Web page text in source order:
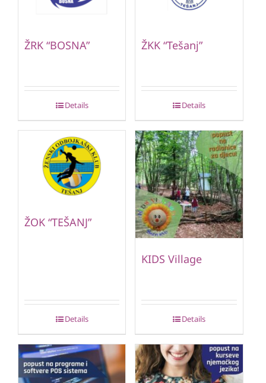
ŽRK “BOSNA”
Details
ŽKK “Tešanj”
Details
ŽOK “TEŠANJ”
Details
KIDS Village
Details